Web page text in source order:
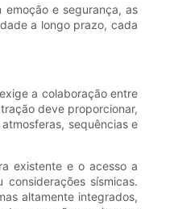
e segurança, as
a longo prazo, cada
a colaboração entre
deve proporcionar,
sequências e
existente e o acesso a
sísmicas.
altamente integrados,